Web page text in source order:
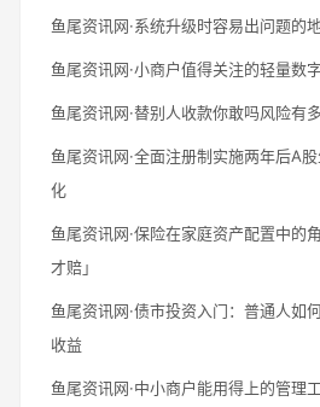
鱼尾资讯网·系统升级时容易出问题的
鱼尾资讯网·小商户值得关注的轻量数
鱼尾资讯网·替别人收款你敢吗风险有
鱼尾资讯网·全面注册制实施两年后A
化
鱼尾资讯网·保险在家庭资产配置中的
才赔」
鱼尾资讯网·债市投资入门：普通人如
收益
鱼尾资讯网·中小商户能用得上的管理